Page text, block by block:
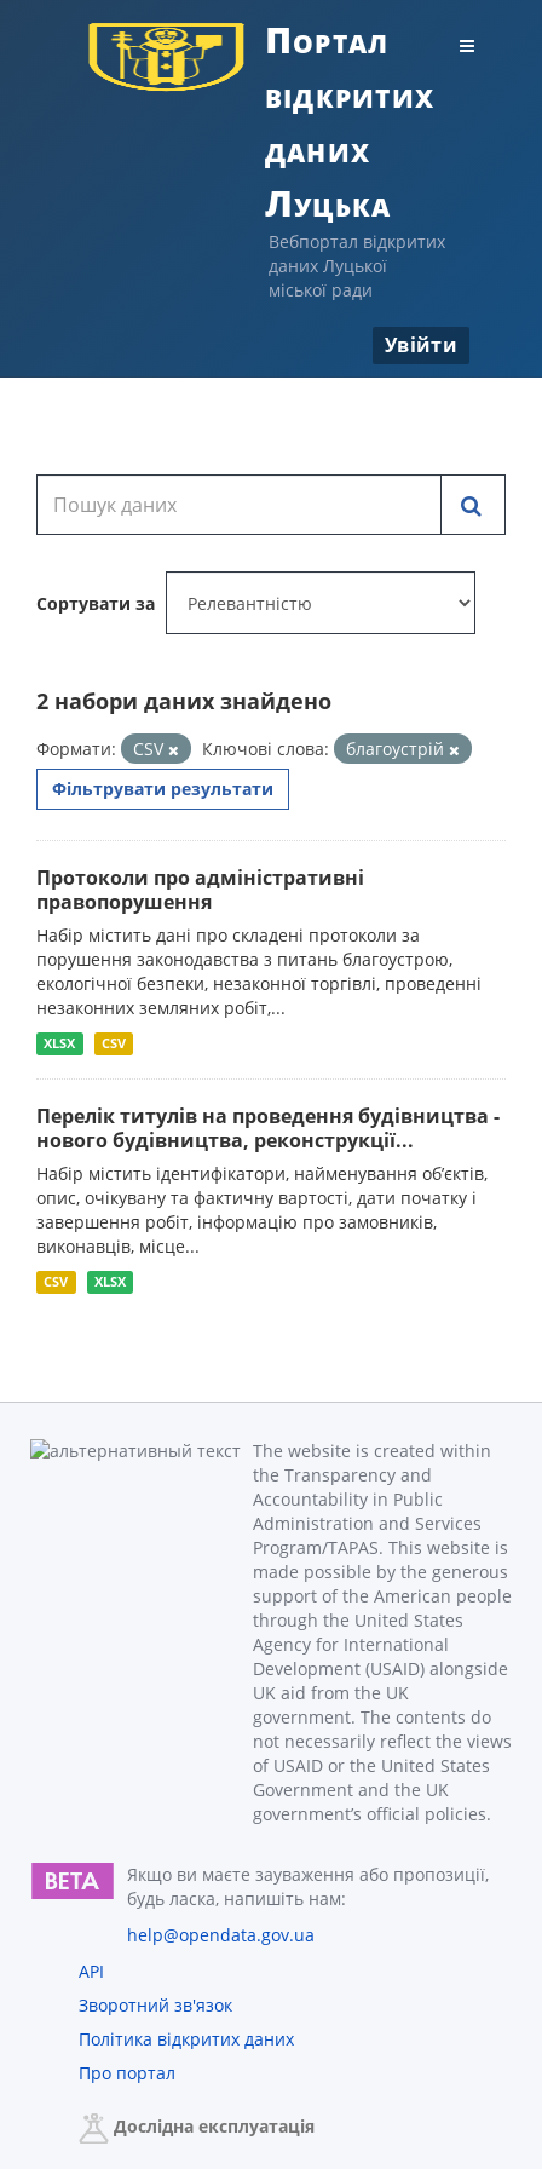
Портал
відкритих
даних
Луцька
Вебпортал відкритих
даних Луцької
міської ради
Увійти
Сортувати за
2 набори даних знайдено
Формати: CSV Ключові слова:
благоустрій
Фільтрувати результати
Протоколи про адміністративні
правопорушення
Набір містить дані про складені протоколи за
порушення законодавства з питань благоустрою,
екологічної безпеки, незаконної торгівлі, проведенні
незаконних земляних робіт,...
XLSX CSV
Перелік титулів на проведення будівництва -
нового будівництва, реконструкції...
Набір містить ідентифікатори, найменування об’єктів,
опис, очікувану та фактичну вартості, дати початку і
завершення робіт, інформацію про замовників,
виконавців, місце...
CSV XLSX
The website is created within
the Transparency and
Accountability in Public
Administration and Services
Program/TAPAS. This website is
made possible by the generous
support of the American people
through the United States
Agency for International
Development (USAID) alongside
UK aid from the UK
government. The contents do
not necessarily reflect the views
of USAID or the United States
Government and the UK
government’s official policies.
Якщо ви маєте зауваження або пропозиції,
будь ласка, напишіть нам:
help@opendata.gov.ua
API
Зворотний зв'язок
Політика відкритих даних
Про портал
Дослідна експлуатація